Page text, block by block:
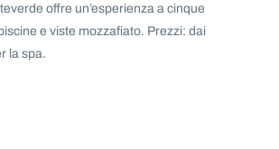
offre un’esperienza a cinque
e viste mozzafiato. Prezzi: dai
la spa.